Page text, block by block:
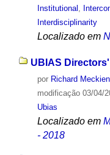
Institutional ,
Interdisciplinarity
Localizado em
UBIAS
por Richard Meckien
modificação03/04/
Ubias
Localizado em
- 2018